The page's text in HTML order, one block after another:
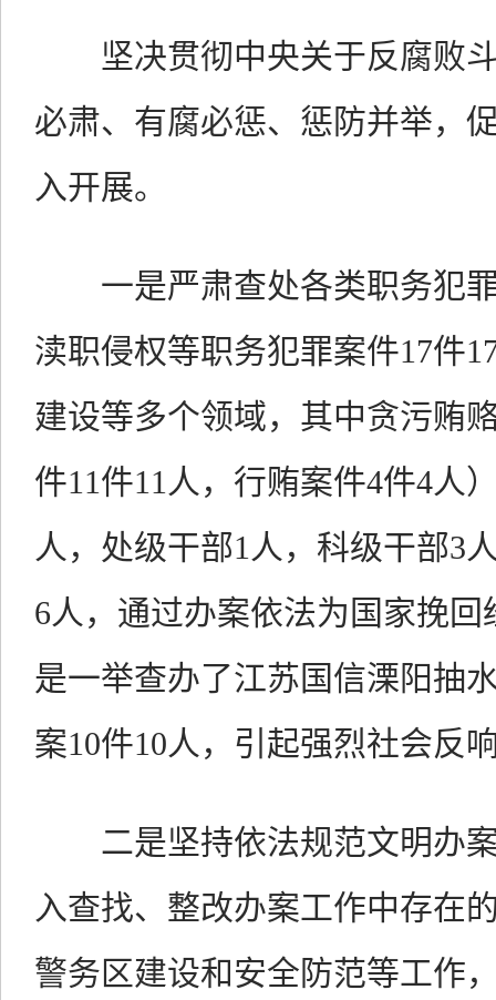
坚决贯彻中央关于反腐败斗
必肃、有腐必惩、惩防并举，
入开展。
一是严肃查处各类职务犯罪
渎职侵权等职务犯罪案件17件
建设等多个领域，其中贪污贿
件11件11人，行贿案件4件4人
人，处级干部1人，科级干部3
6人，通过办案依法为国家挽
是一举查办了江苏国信溧阳抽
案10件10人，引起强烈社会反
二是坚持依法规范文明办案
入查找、整改办案工作中存在
警务区建设和安全防范等工作